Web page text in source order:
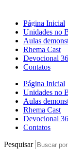
Página Inicial
Unidades no
Aulas
Rhema Cast
Devocional
Contatos
Página Inicial
Unidades no
Aulas
Rhema Cast
Devocional
Contatos
Pesquisar